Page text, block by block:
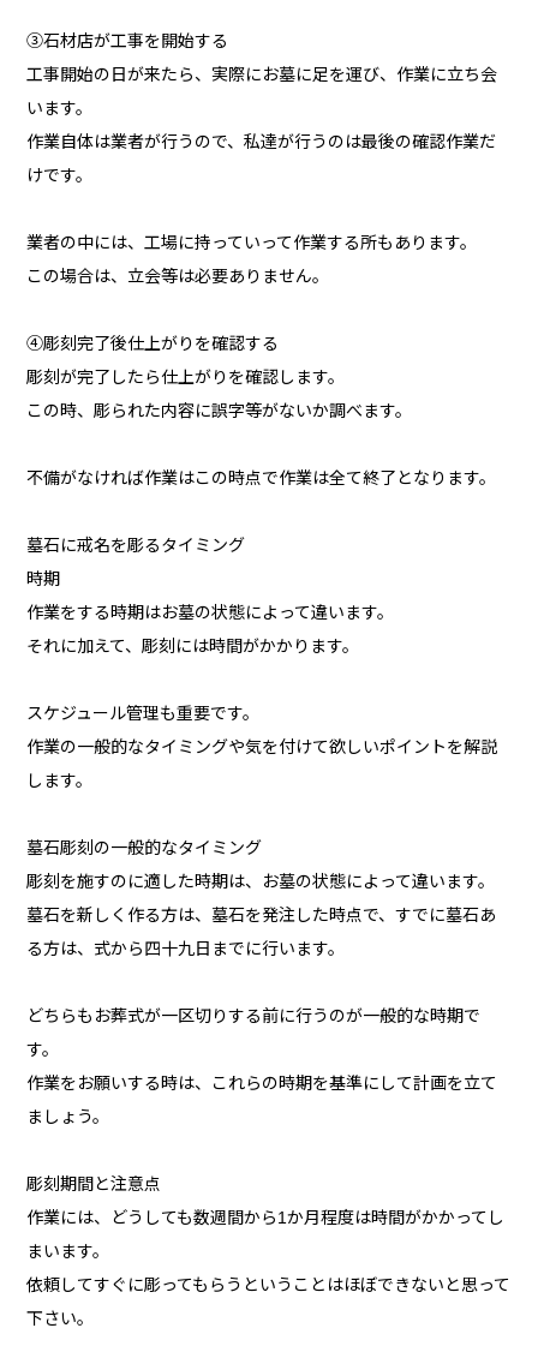
③石材店が工事を開始する
工事開始の日が来たら、実際にお墓に足を運び、作業に立ち会
います。
作業自体は業者が行うので、私達が行うのは最後の確認作業だ
けです。
業者の中には、工場に持っていって作業する所もあります。
この場合は、立会等は必要ありません。
④彫刻完了後仕上がりを確認する
彫刻が完了したら仕上がりを確認します。
この時、彫られた内容に誤字等がないか調べます。
不備がなければ作業はこの時点で作業は全て終了となります。
墓石に戒名を彫るタイミング
時期
作業をする時期はお墓の状態によって違います。
それに加えて、彫刻には時間がかかります。
スケジュール管理も重要です。
作業の一般的なタイミングや気を付けて欲しいポイントを解説
します。
墓石彫刻の一般的なタイミング
彫刻を施すのに適した時期は、お墓の状態によって違います。
墓石を新しく作る方は、墓石を発注した時点で、すでに墓石あ
る方は、式から四十九日までに行います。
どちらもお葬式が一区切りする前に行うのが一般的な時期で
す。
作業をお願いする時は、これらの時期を基準にして計画を立て
ましょう。
彫刻期間と注意点
作業には、どうしても数週間から1か月程度は時間がかかってし
まいます。
依頼してすぐに彫ってもらうということはほぼできないと思って
下さい。